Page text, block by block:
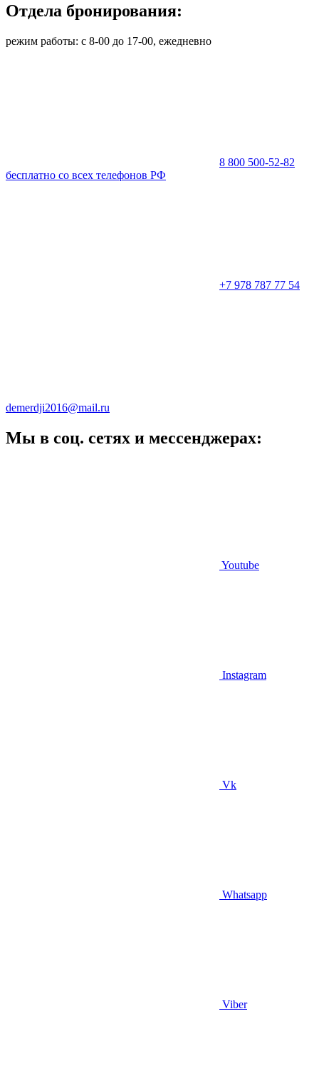
Отдела бронирования:
режим работы: c 8-00 до 17-00, ежедневно
8 800 500-52-82
бесплатно со всех телефонов РФ
+7 978 787 77 54
demerdji2016@mail.ru
Мы в соц. сетях и мессенджерах:
Youtube
Instagram
Vk
Whatsapp
Viber